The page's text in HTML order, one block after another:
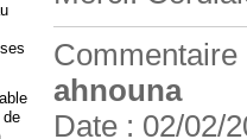
de
ahnouna
Date : 02/02/